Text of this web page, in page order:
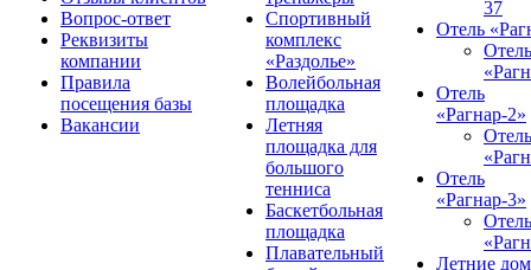
Вопрос-ответ
Реквизиты
компании
Правила
посещения базы
Вакансии
Спортивный
комплекс
«Раздолье»
Волейбольная
площадка
Летняя
площадка для
большого
тенниса
Баскетбольная
площадка
Плавательный
37
Отель
Отель
Отель
«Рагнар-2»
Отель
Отель
«Рагнар-3»
Отель
Летние